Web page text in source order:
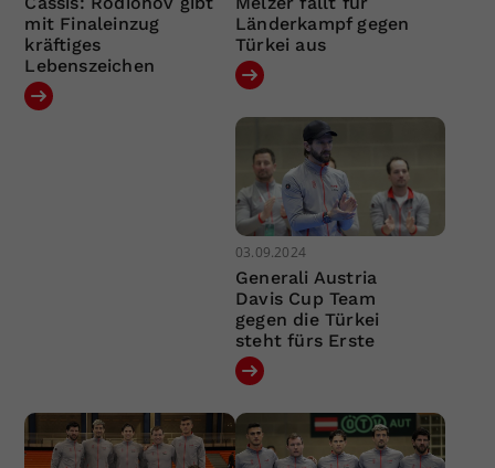
mit Finaleinzug
kräftiges
Lebenszeichen
Länderkampf gegen
Türkei aus
03.09.2024
Generali Austria
Davis Cup Team
gegen die Türkei
steht fürs Erste